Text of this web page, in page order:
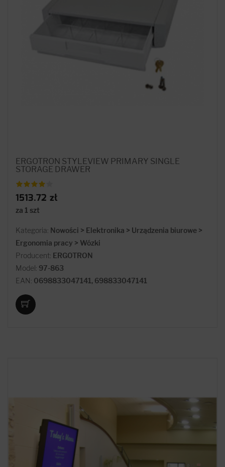
ERGOTRON STYLEVIEW PRIMARY SINGLE
STORAGE DRAWER
1513.72 zł
za 1 szt
Kategoria: Nowości > Elektronika > Urządzenia biurowe >
Ergonomia pracy > Wózki
Producent: ERGOTRON
Model: 97-863
EAN: 0698833047141, 698833047141